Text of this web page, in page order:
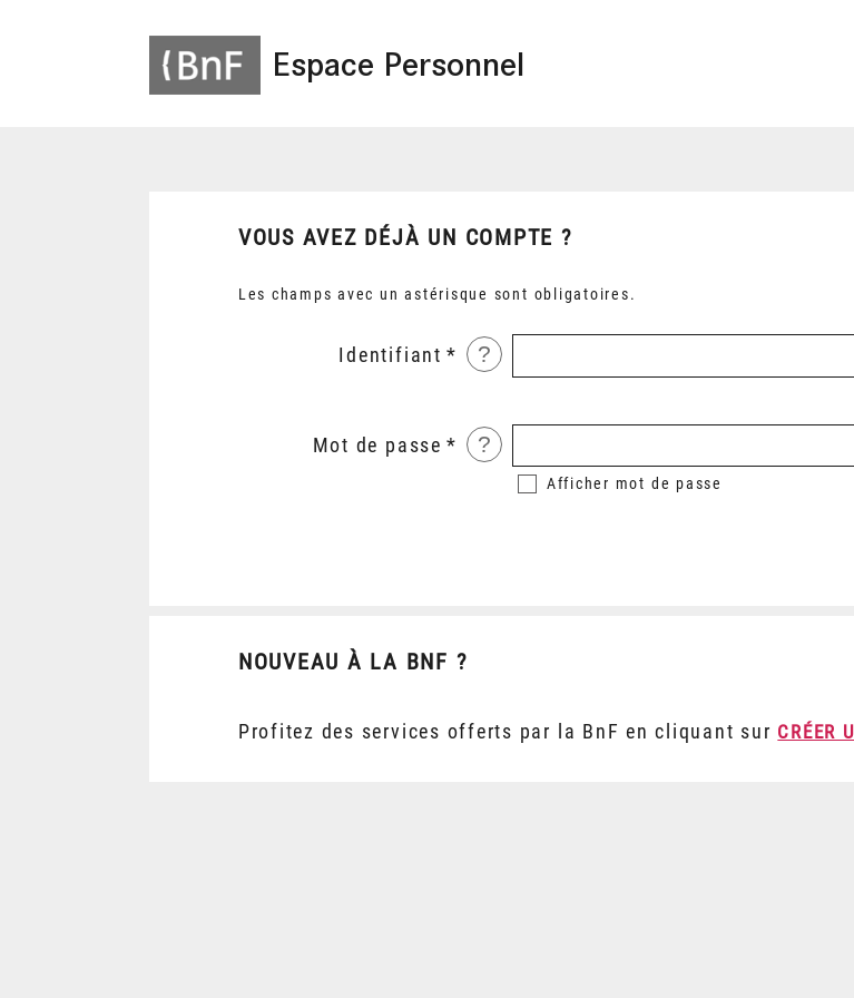
Espace Personnel
VOUS AVEZ DÉJÀ UN COMPTE ?
Les champs avec un astérisque sont obligatoires.
Identifiant ?
Mot de passe ?
Afficher mot de passe
NOUVEAU À LA BNF ?
Profitez des services offerts par la BnF en cliquant sur CRÉER